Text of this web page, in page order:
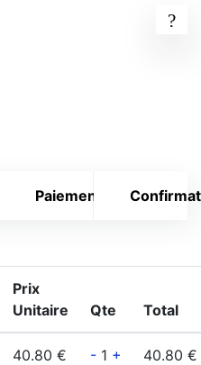
Paiement
Prix
Unitaire
Qte Total
40.80 € - 1 + 40.80 €